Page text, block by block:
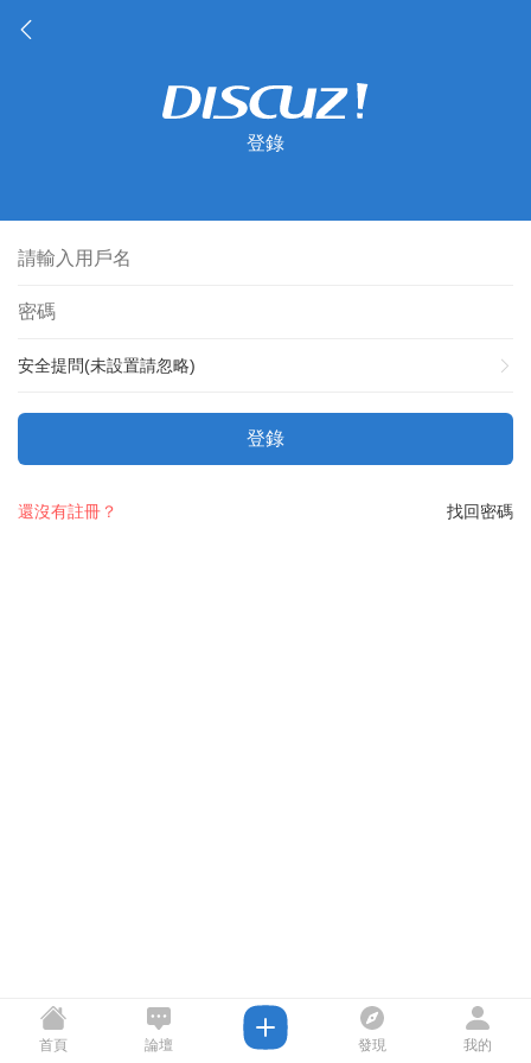
登錄
安全提問(未設置請忽略)
登錄
找回密碼
還沒有註冊？
首頁 論壇 發現 我的